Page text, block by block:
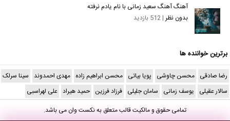
آهنگ آهنگ سعید زمانی با نام یادم نرفته
بدون نظر | 512 بازدید
برترین خواننده ها
رضا صادقی محسن چاوشی پویا بیاتی محسن ابراهیم زاده مهدی احمدوند سینا سرلک
سالار عقیلی یوسف زمانی سامان جلیلی فرزاد فرزین حمید هیراد علی لهراسبی
تمامی حقوق و مالکیت قالب متعلق بهنکست وانمی باشد.